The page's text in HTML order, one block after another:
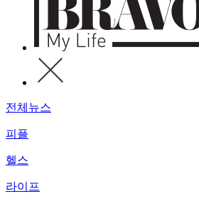
전체뉴스
피플
헬스
라이프